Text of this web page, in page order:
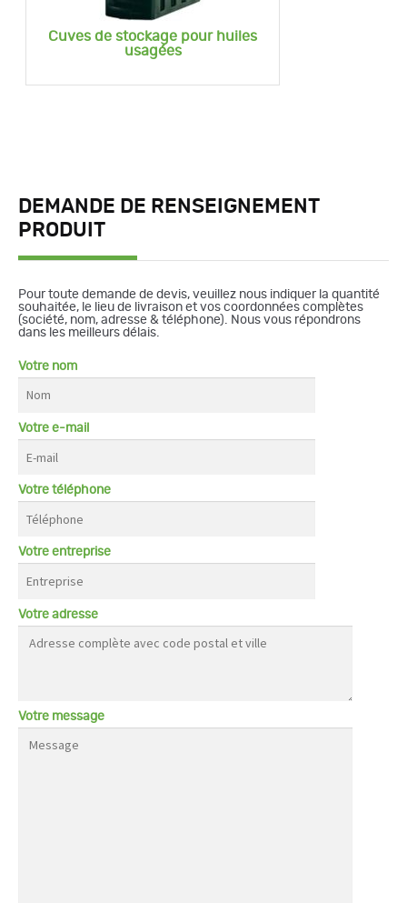
Cuves de stockage pour huiles
usagées
DEMANDE DE RENSEIGNEMENT
PRODUIT
Pour toute demande de devis, veuillez nous indiquer la quantité
souhaitée, le lieu de livraison et vos coordonnées complètes
(société, nom, adresse & téléphone). Nous vous répondrons
dans les meilleurs délais.
Votre nom
Votre e-mail
Votre téléphone
Votre entreprise
Votre adresse
Votre message